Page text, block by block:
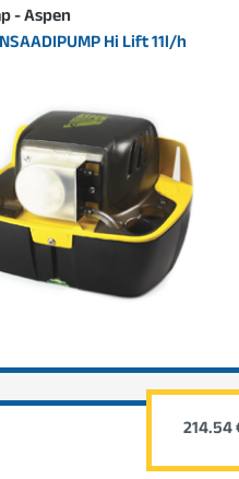
- Aspen
Hi Lift 11l/h
214.54